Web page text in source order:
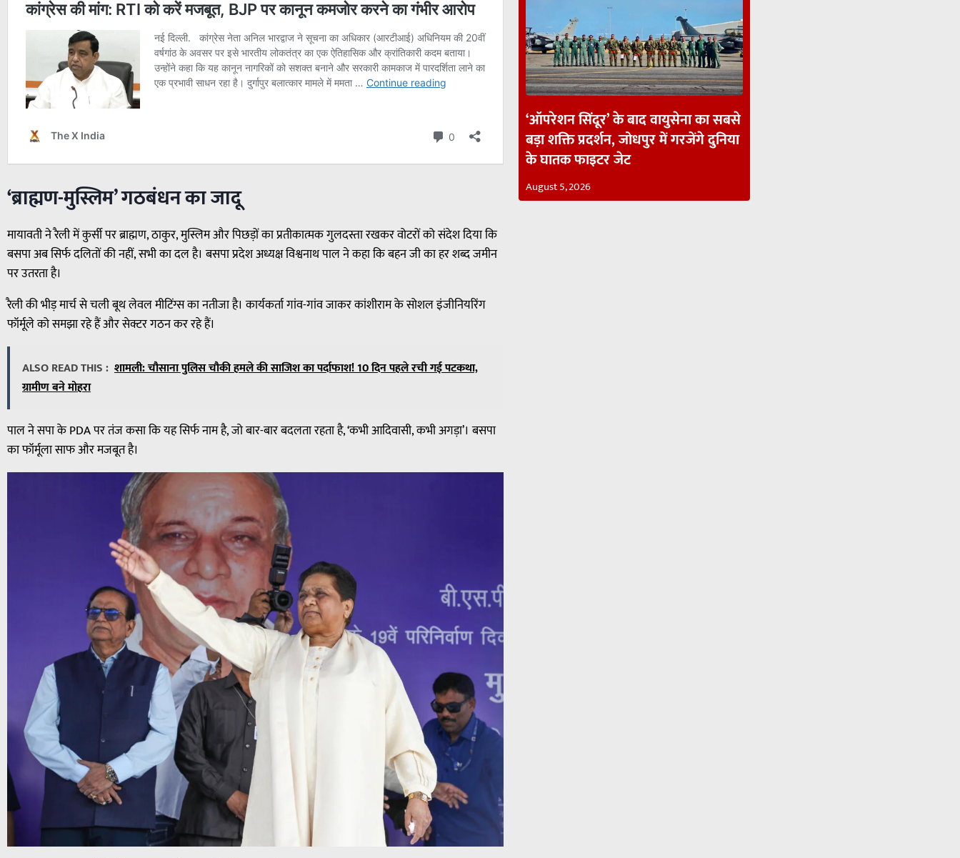
‘ब्राह्मण-मुस्लिम’ गठबंधन का जादू
मायावती ने रैली में कुर्सी पर ब्राह्मण, ठाकुर, मुस्लिम और पिछड़ों का प्रतीकात्मक गुलदस्ता रखकर वोटरों को संदेश दिया कि
बसपा अब सिर्फ दलितों की नहीं, सभी का दल है। बसपा प्रदेश अध्यक्ष विश्वनाथ पाल ने कहा कि बहन जी का हर शब्द जमीन
पर उतरता है।
रैली की भीड़ मार्च से चली बूथ लेवल मीटिंग्स का नतीजा है। कार्यकर्ता गांव-गांव जाकर कांशीराम के सोशल इंजीनियरिंग
फॉर्मूले को समझा रहे हैं और सेक्टर गठन कर रहे हैं।
ALSO READ THIS : शामली: चौसाना पुलिस चौकी हमले की साजिश का पर्दाफाश! 10 दिन पहले रची गई पटकथा,
ग्रामीण बने मोहरा
पाल ने सपा के PDA पर तंज कसा कि यह सिर्फ नाम है, जो बार-बार बदलता रहता है, ‘कभी आदिवासी, कभी अगड़ा’। बसपा
का फॉर्मूला साफ और मजबूत है।
‘ऑपरेशन सिंदूर’ के बाद वायुसेना का सबसे
बड़ा शक्ति प्रदर्शन, जोधपुर में गरजेंगे दुनिया
के घातक फाइटर जेट
August 5, 2026